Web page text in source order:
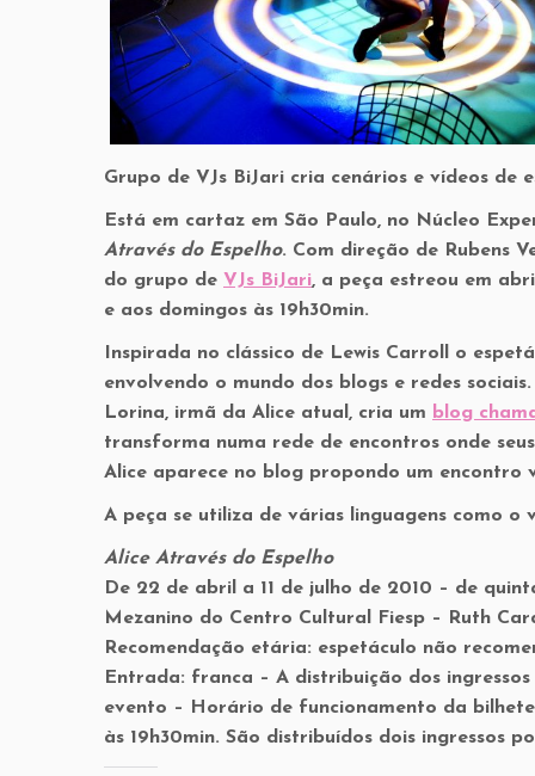
Grupo de VJs BiJari cria cenários e vídeos de
Está em cartaz em São Paulo, no Núcleo
Através do Espelho. Com direção de Rubens
do grupo de VJs BiJari, a peça estreou em
e aos domingos às 19h30min.
Inspirada no clássico de Lewis Carroll o
envolvendo o mundo dos blogs e redes
Lorina, irmã da Alice atual, cria um blog
transforma numa rede de encontros onde
Alice aparece no blog propondo um encontro
A peça se utiliza de várias linguagens como o
Alice Através do Espelho
De 22 de abril a 11 de julho de 2010 – de
Mezanino do Centro Cultural Fiesp – Ruth
Recomendação etária: espetáculo não
Entrada: franca – A distribuição dos
evento – Horário de funcionamento da
às 19h30min. São distribuídos dois ingressos